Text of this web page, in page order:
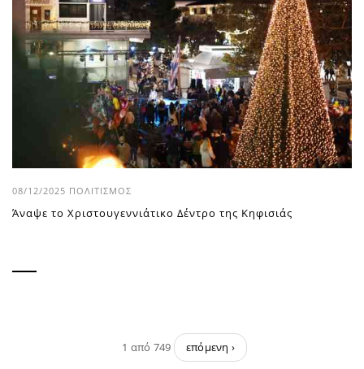
08/12/2025 ΠΟΛΙΤΙΣΜΌΣ
Άναψε το Χριστουγεννιάτικο Δέντρο της Κηφισιάς
1 από 749 επόμενη ›